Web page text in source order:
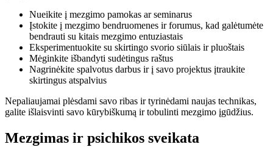
Nueikite į mezgimo pamokas ar seminarus
Įstokite į mezgimo bendruomenes ir forumus, kad galėtumėte
bendrauti su kitais mezgimo entuziastais
Eksperimentuokite su skirtingo svorio siūlais ir pluoštais
Mėginkite išbandyti sudėtingus raštus
Nagrinėkite spalvotus darbus ir į savo projektus įtraukite
skirtingus atspalvius
Nepaliaujamai plėsdami savo ribas ir tyrinėdami naujas technikas,
galite išlaisvinti savo kūrybiškumą ir tobulinti mezgimo įgūdžius.
Mezgimas ir psichikos sveikata